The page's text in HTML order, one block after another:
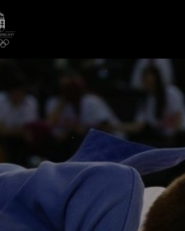
Hírek
Dakar 2026
Los Angeles 2028